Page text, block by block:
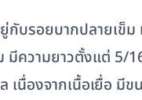
บรอยบากปลายเข็ม
มีความยาวตั้งแต่ 5/
เนื่องจากเนื้อเยื่อ มี